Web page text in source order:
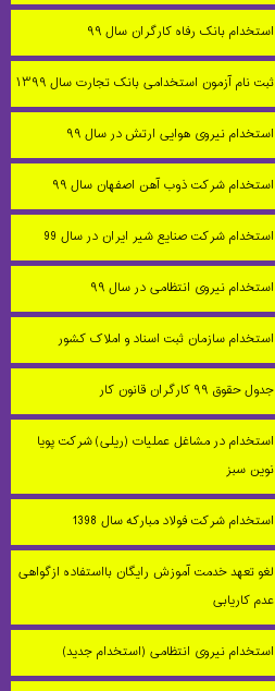
استخدام بانک رفاه کارگران سال ۹۹
ثبت نام آزمون استخدامی بانک تجارت سال ۱۳۹۹
استخدام نیروی هوایی ارتش در سال ۹۹
استخدام شرکت ذوب آهن اصفهان سال ۹۹
استخدام شرکت صنایع شیر ایران در سال 99
استخدام نیروی انتظامی در سال ۹۹
استخدام سازمان ثبت اسناد و املاک کشور
جدول حقوق ۹۹ کارگران قانون کار
استخدام در مشاغل عملیات (ریلی) شرکت پویا
نوین سبز
استخدام شرکت فولاد مبارکه سال 1398
لغو تعهد خدمت آموزش رایگان بااستفاده ازگواهی
عدم کاریابی
استخدام نیروی انتظامی (استخدام جدید)